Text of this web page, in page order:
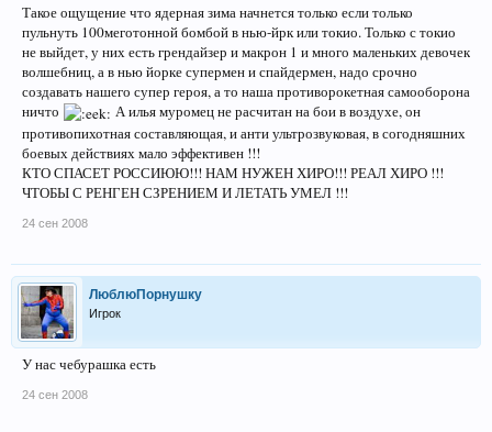
ничотак показатель, ага?
Кстати, после испытания на Новой Земле взрывной волной выбило стекла
в домах на острове Диксон. А расстояние до него было больше, чем от
Москвы до Петербурга. Можете сами представить себе последствия
подобного взрыва в населенной части страны.
Такое ощущение что ядерная зима начнется только если только
пульнуть 100меготонной бомбой в нью-йрк или токио. Только с токио
не выйдет, у них есть грендайзер и макрон 1 и много маленьких девочек
волшебниц, а в нью йорке супермен и спайдермен, надо срочно
создавать нашего супер героя, а то наша противорокетная самооборона
ничто
А илья муромец не расчитан на бои в воздухе, он
противопихотная составляющая, и анти ультрозвуковая, в согодняшних
боевых действиях мало эффективен !!!
КТО СПАСЕТ РОССИЮЮ!!! НАМ НУЖЕН ХИРО!!! РЕАЛ ХИРО !!!
ЧТОБЫ С РЕНГЕН СЗРЕНИЕМ И ЛЕТАТЬ УМЕЛ !!!
24 сен 2008
ЛюблюПорнушку
Игрок
У нас чебурашка есть
24 сен 2008